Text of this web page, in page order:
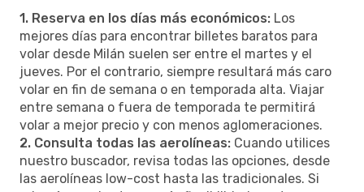
1. Reserva en los días más económicos: Los
mejores días para encontrar billetes baratos para
volar desde Milán suelen ser entre el martes y el
jueves. Por el contrario, siempre resultará más caro
volar en fin de semana o en temporada alta. Viajar
entre semana o fuera de temporada te permitirá
volar a mejor precio y con menos aglomeraciones.
2. Consulta todas las aerolíneas: Cuando utilices
nuestro buscador, revisa todas las opciones, desde
las aerolíneas low-cost hasta las tradicionales. Si